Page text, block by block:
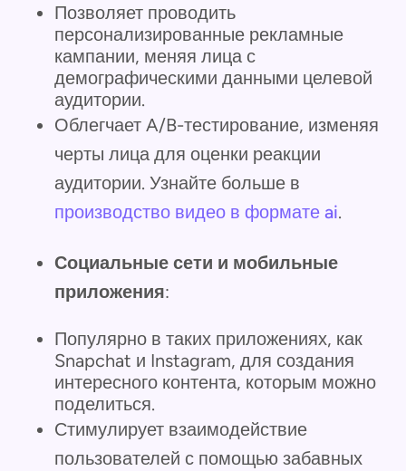
Позволяет проводить
персонализированные рекламные
кампании, меняя лица с
демографическими данными целевой
аудитории.
Облегчает A/B-тестирование, изменяя
черты лица для оценки реакции
аудитории. Узнайте больше в
производство видео в формате ai.
Социальные сети и мобильные
приложения:
Популярно в таких приложениях, как
Snapchat и Instagram, для создания
интересного контента, которым можно
поделиться.
Стимулирует взаимодействие
пользователей с помощью забавных